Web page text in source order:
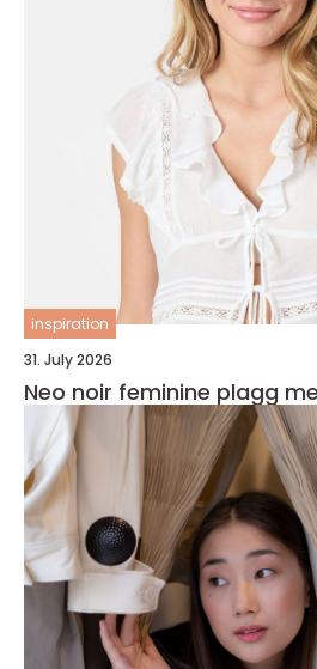
inspiration
31. July 2026
Neo noir feminine